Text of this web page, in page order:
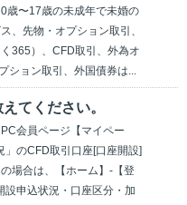
歳〜17歳の未成年で未婚の
、先物・オプション取引、
365）、CFD取引、外為オ
ション取引、外国債券は...
てください。
会員ページ【マイペー
」のCFD取引口座[口座開設]
場合は、【ホーム】-【登
設申込状況・口座区分・加